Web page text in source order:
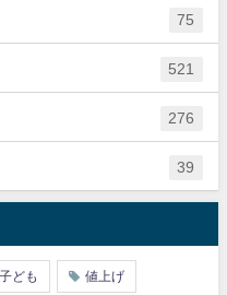
75
521
276
39
子ども 値上げ